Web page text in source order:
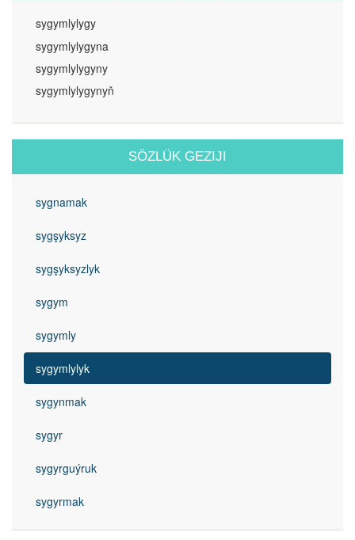
sygymlylygy
sygymlylygyna
sygymlylygyny
sygymlylygynyň
SÖZLÜK GEZIJI
sygnamak
sygşyksyz
sygşyksyzlyk
sygym
sygymly
sygymlylyk
sygynmak
sygyr
sygyrguýruk
sygyrmak